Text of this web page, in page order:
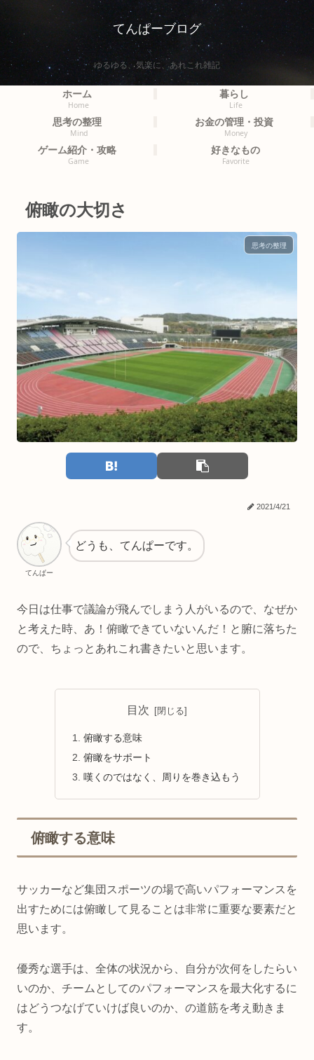
てんぱーブログ
ゆるゆる、気楽に、あれこれ雑記
ホーム
Home
暮らし
Life
思考の整理
Mind
お金の管理・投資
Money
ゲーム紹介・攻略
Game
好きなもの
Favorite
俯瞰の大切さ
思考の整理
2021/4/21
てんぱー
どうも、てんぱーです。
今日は仕事で議論が飛んでしまう人がいるので、なぜか
と考えた時、あ！俯瞰できていないんだ！と腑に落ちた
ので、ちょっとあれこれ書きたいと思います。
目次
俯瞰する意味
俯瞰をサポート
嘆くのではなく、周りを巻き込もう
俯瞰する意味
サッカーなど集団スポーツの場で高いパフォーマンスを
出すためには俯瞰して見ることは非常に重要な要素だと
思います。
優秀な選手は、全体の状況から、自分が次何をしたらい
いのか、チームとしてのパフォーマンスを最大化するに
はどうつなげていけば良いのか、の道筋を考え動きま
す。